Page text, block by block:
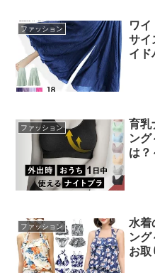
ファッション
ワイ
サイ
イド
ファッション
育乳
ング
は？
ファッション
水着
ング
お取